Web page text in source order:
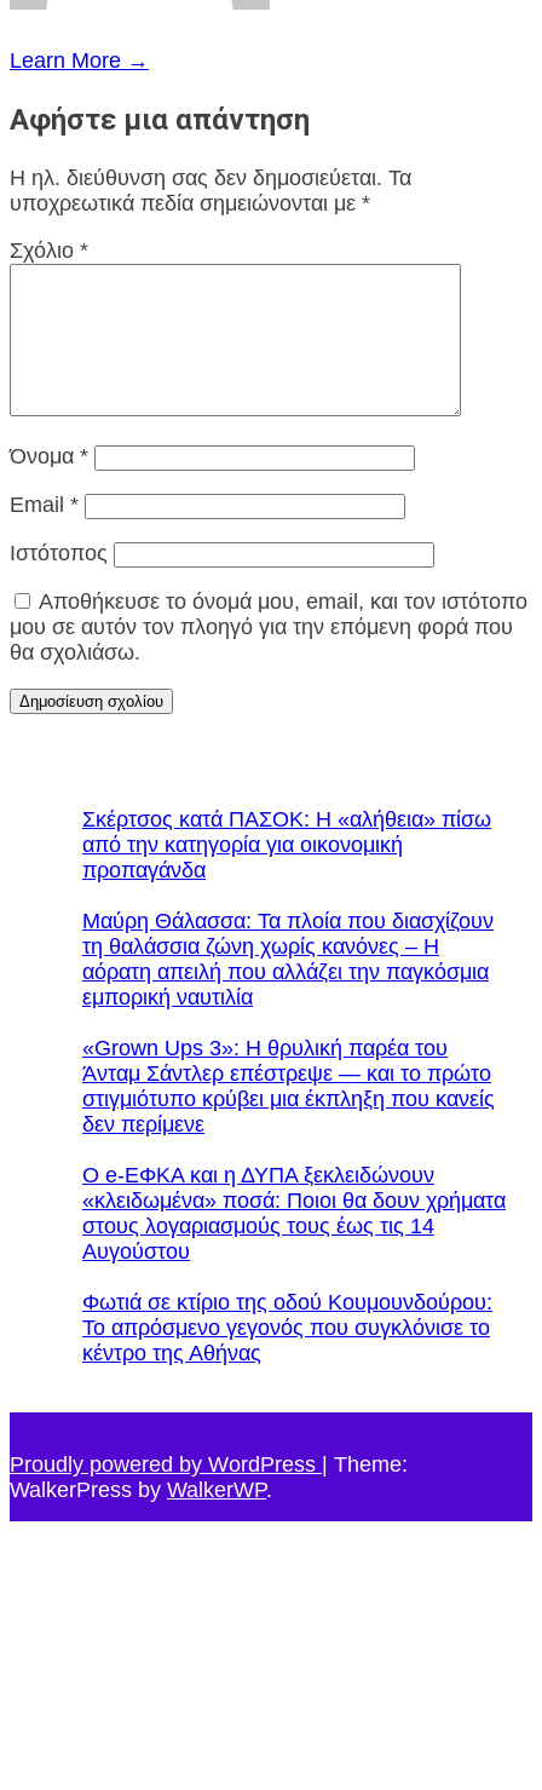
Learn More →
Αφήστε μια απάντηση
Η ηλ. διεύθυνση σας δεν δημοσιεύεται. Τα
υποχρεωτικά πεδία σημειώνονται με *
Σχόλιο *
Όνομα *
Email *
Ιστότοπος
Αποθήκευσε το όνομά μου, email, και τον ιστότοπο
μου σε αυτόν τον πλοηγό για την επόμενη φορά που
θα σχολιάσω.
Σκέρτσος κατά ΠΑΣΟΚ: Η «αλήθεια» πίσω
από την κατηγορία για οικονομική
προπαγάνδα
Μαύρη Θάλασσα: Τα πλοία που διασχίζουν
τη θαλάσσια ζώνη χωρίς κανόνες – Η
αόρατη απειλή που αλλάζει την παγκόσμια
εμπορική ναυτιλία
«Grown Ups 3»: Η θρυλική παρέα του
Άνταμ Σάντλερ επέστρεψε — και το πρώτο
στιγμιότυπο κρύβει μια έκπληξη που κανείς
δεν περίμενε
Ο e-ΕΦΚΑ και η ΔΥΠΑ ξεκλειδώνουν
«κλειδωμένα» ποσά: Ποιοι θα δουν χρήματα
στους λογαριασμούς τους έως τις 14
Αυγούστου
Φωτιά σε κτίριο της οδού Κουμουνδούρου:
Το απρόσμενο γεγονός που συγκλόνισε το
κέντρο της Αθήνας
Proudly powered by WordPress | Theme:
WalkerPress by WalkerWP.